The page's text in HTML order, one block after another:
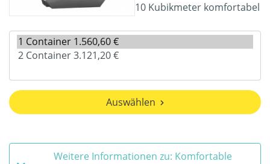
10 Kubikmeter komfortabel
Auswählen
Weitere Informationen zu: Komfortable